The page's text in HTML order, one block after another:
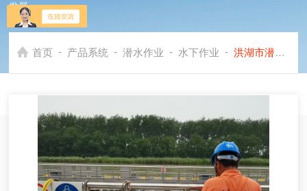
发展
首页 - 产品系统 - 潜水作业 - 水下作业 - 洪湖市潜水作业公司